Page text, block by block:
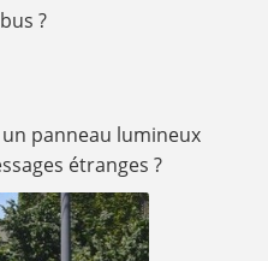
?
panneau lumineux
étranges ?